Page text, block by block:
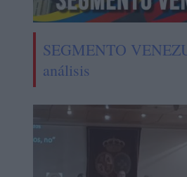
SEGMENTO
análisis